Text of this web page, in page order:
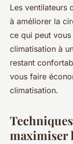
Les ventilateurs
à améliorer la
ce qui peut
climatisation à
restant
vous faire
climatisation.
maximiser